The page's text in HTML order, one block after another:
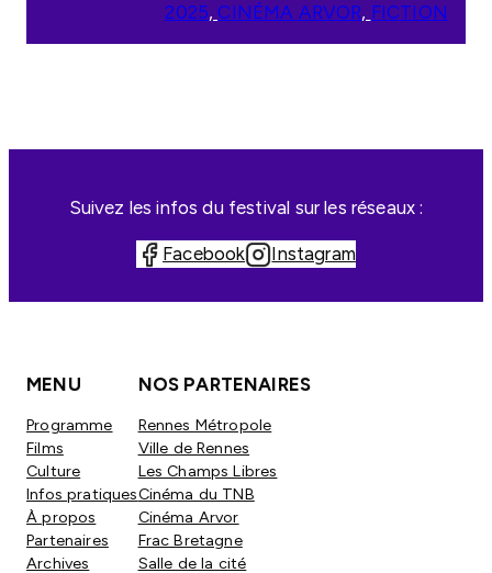
2025, CINÉMA ARVOR, FICTION
Suivez les infos du festival sur les réseaux :
Facebook Instagram
MENU
Programme
Films
Culture
Infos pratiques
À propos
Partenaires
Archives
NOS PARTENAIRES
Rennes Métropole
Ville de Rennes
Les Champs Libres
Cinéma du TNB
Cinéma Arvor
Frac Bretagne
Salle de la cité